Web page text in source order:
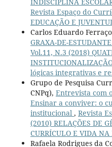
Revista Espaço do
EDUCAÇÃO E
Carlos Eduardo
GRAXA-DE-ESTUDANTE
Vol.11, N.3 (2018)
lógicas integrativas e
Grupo de Pesquisa
CNPq), Entrevista com
Ensinar a conviver: o
institucional , Revista
(2010) RELAÇÕES DE
CURRÍCULO E VIDA NA
Rafaela Rodrigues da